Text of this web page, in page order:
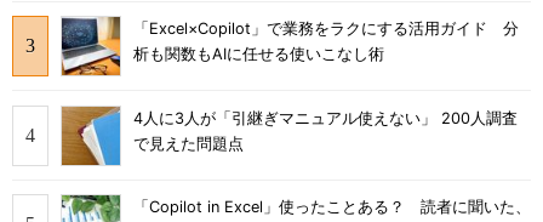
「Excel×Copilot」で業務をラクにする活用ガイド 分
析も関数もAIに任せる使いこなし術
4人に3人が「引継ぎマニュアル使えない」 200人調査
で見えた問題点
「Copilot in Excel」使ったことある？ 読者に聞いた、